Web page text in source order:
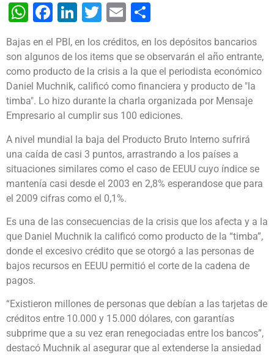
WhatsApp
Facebook
LinkedIn
Twitter
Email
Bajas en el PBI, en los créditos, en los depósitos bancarios
son algunos de los items que se observarán el año entrante,
como producto de la crisis a la que el periodista económico
Daniel Muchnik, calificó como financiera y producto de "la
timba". Lo hizo durante la charla organizada por Mensaje
Empresario al cumplir sus 100 ediciones.
A nivel mundial la baja del Producto Bruto Interno sufrirá
una caída de casi 3 puntos, arrastrando a los países a
situaciones similares como el caso de EEUU cuyo índice se
mantenía casi desde el 2003 en 2,8% esperandose que para
el 2009 cifras como el 0,1%.
Es una de las consecuencias de la crisis que los afecta y a la
que Daniel Muchnik la calificó como producto de la “timba”,
donde el excesivo crédito que se otorgó a las personas de
bajos recursos en EEUU permitió el corte de la cadena de
pagos.
“Existieron millones de personas que debían a las tarjetas de
créditos entre 10.000 y 15.000 dólares, con garantías
subprime que a su vez eran renegociadas entre los bancos”,
destacó Muchnik al asegurar que al extenderse la ansiedad